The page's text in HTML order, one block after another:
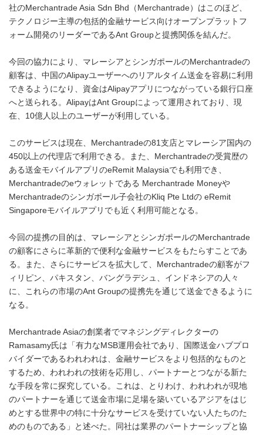
社のMerchantrade Asia Sdn Bhd（Merchantrade）はこのほど、
テクノロジー主導の包括的金融サービス向けオープンプラットフ
ォーム開発のリーダーであるAnt Groupと提携関係を結んだ。
今回の協力により、マレーシアとシンガポールのMerchantradeの
顧客は、中国のAlipayユーザーへのリアルタイム送金を容易に利用
できるようになり、資金はAlipayアプリにつながっている銀行口座
へと送られる。AlipayはAnt Groupによって運用されており、現
在、10億人以上のユーザーが利用している。
このサービスは現在、Merchantradeの81支店とマレーシア国内の
450以上の代理店で利用できる。また、Merchantradeの受賞歴の
ある送金モバイルアプリのeRemit Malaysiaでも利用でき、
Merchantradeのeウォレットである Merchantrade Moneyや
Merchantradeのシンガポール子会社のKliq Pte Ltdの eRemit
Singaporeモバイルアプリでも近く利用可能となる。
今回の提携の目的は、マレーシアとシンガポールのMerchantrade
の顧客にさらに革新的で便利な金融サービスをもたらすことであ
る。また、さらにサービスを拡大して、Merchantradeの顧客がフ
ィリピン、パキスタン、バングラデシュ、インドネシアの人々
に、これらの市場のAnt Groupの提携先を通じて送金できるように
なる。
Merchantrade Asiaの創業者でマネジングディレクターの
Ramasamy氏は「有力なMSB運用会社であり、国際送金ハブプロ
バイダーであるわれわれは、金融サービスをより包括的なものと
するため、われわれの技術を応用し、パートナーとつながる新た
な手段を常に探究している。これは、とりわけ、われわれが現地
のパートナーを通じて送金市場に足場を築いているアジアをはじ
めとする世界中の特に十分なサービスを受けていない人たちのた
めのものである」と述べた。同社は業界のパートナーシップと協